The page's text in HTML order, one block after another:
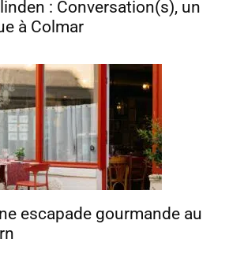
: Conversation(s), un
à Colmar
escapade gourmande au